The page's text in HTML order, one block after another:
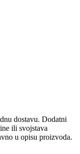
​​dostavu. Dodatni
ili svojstava
u opisu proizvoda.